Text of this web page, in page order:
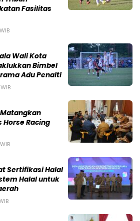
Fasilitas
Wali Kota
Bimbel
Adu Penalti
Horse Racing
Sertifikasi Halal
Halal untuk